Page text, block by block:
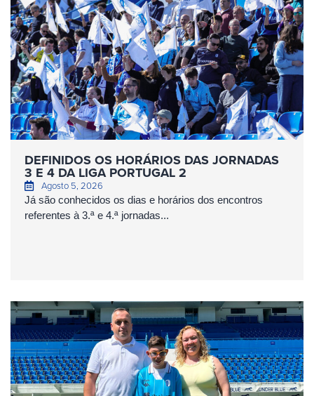
DEFINIDOS OS HORÁRIOS DAS JORNADAS
3 E 4 DA LIGA PORTUGAL 2
Agosto 5, 2026
Já são conhecidos os dias e horários dos encontros
referentes à 3.ª e 4.ª jornadas...